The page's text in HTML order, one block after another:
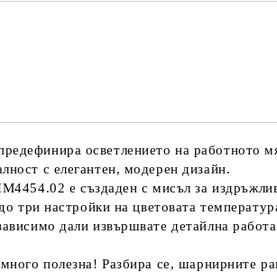
осветлението на работното
с елегантен, модерен дизайн.
е създаден с мисъл за
три настройки на цветовата
дали извършвате детайлна
полезна! Разбира се, шарнирните